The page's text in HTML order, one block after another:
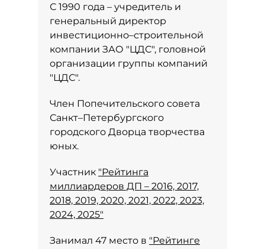
С 1990 года – учредитель и
генеральный директор
инвестиционно–строительной
компании ЗАО "ЦДС", головной
организации группы компаний
"ЦДС".
Член Попечительского совета
Санкт–Петербургского
городского Дворца творчества
юных.
Участник "Рейтинга
миллиардеров ДП – 2016, 2017,
2018, 2019, 2020, 2021, 2022, 2023,
2024, 2025"
Занимал 47 место в "Рейтинге